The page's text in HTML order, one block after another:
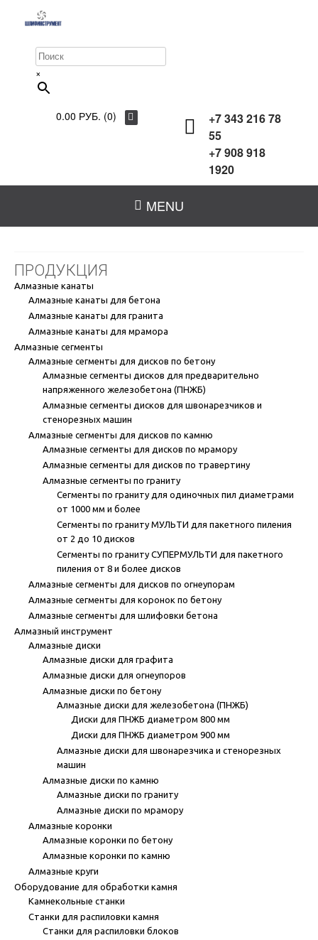
×
+7 343 216 78
55
+7 908 918
1920
0.00 РУБ. (0)
MENU
ПРОДУКЦИЯ
Алмазные канаты
Алмазные канаты для бетона
Алмазные канаты для гранита
Алмазные канаты для мрамора
Алмазные сегменты
Алмазные сегменты для дисков по бетону
Алмазные сегменты дисков для предварительно
напряженного железобетона (ПНЖБ)
Алмазные сегменты дисков для швонарезчиков и
стенорезных машин
Алмазные сегменты для дисков по камню
Алмазные сегменты для дисков по мрамору
Алмазные сегменты для дисков по травертину
Алмазные сегменты по граниту
Сегменты по граниту для одиночных пил диаметрами
от 1000 мм и более
Сегменты по граниту МУЛЬТИ для пакетного пиления
от 2 до 10 дисков
Сегменты по граниту СУПЕРМУЛЬТИ для пакетного
пиления от 8 и более дисков
Алмазные сегменты для дисков по огнеупорам
Алмазные сегменты для коронок по бетону
Алмазные сегменты для шлифовки бетона
Алмазный инструмент
Алмазные диски
Алмазные диски для графита
Алмазные диски для огнеупоров
Алмазные диски по бетону
Алмазные диски для железобетона (ПНЖБ)
Диски для ПНЖБ диаметром 800 мм
Диски для ПНЖБ диаметром 900 мм
Алмазные диски для швонарезчика и стенорезных
машин
Алмазные диски по камню
Алмазные диски по граниту
Алмазные диски по мрамору
Алмазные коронки
Алмазные коронки по бетону
Алмазные коронки по камню
Алмазные круги
Оборудование для обработки камня
Камнекольные станки
Станки для распиловки камня
Станки для распиловки блоков